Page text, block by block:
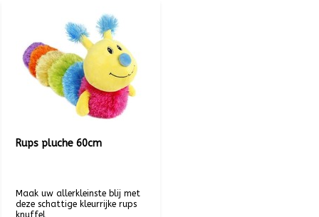
Rups pluche 60cm
Maak uw allerkleinste blij met
deze schattige kleurrijke rups
knuffel